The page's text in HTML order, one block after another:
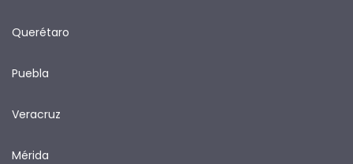
Querétaro
Puebla
Veracruz
Mérida